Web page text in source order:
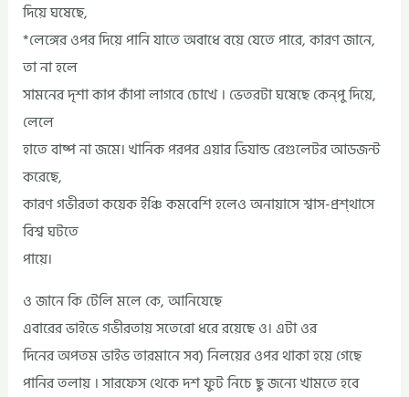
দিয়ে ঘষেছে,
*লেঙ্গের ওপর দিয়ে পানি যাতে অবাধে বয়ে যেতে পারে, কারণ জানে,
তা না হলে
সামনের দৃশা কাপ কাঁপা লাগবে চোখে । ভেতরটা ঘষেছে কেন্পু দিয়ে,
লেলে
হাতে বাষ্প না জমে। খানিক পরপর এয়ার ভিযান্ড রেগুলেটর আডজন্ট
করেছে,
কারণ গভীরতা কয়েক ইঞ্চি কমবেশি হলেও অনায়াসে শ্বাস-প্রশ্থাসে
বিশ্ব ঘটতে
পায়ে।
ও জানে কি টেলি মলে কে, আনিযেছে
এবারের ভাইভে গভীরতায় সতেরো ধরে রয়েছে ও। এটা ওর
দিনের অপতম ভাইভ তারমানে সব) নিলয়ের ওপর থাকা হয়ে গেছে
পানির তলায় । সারফেস থেকে দশ ফুট নিচে ছু জন্যে খামতে হবে